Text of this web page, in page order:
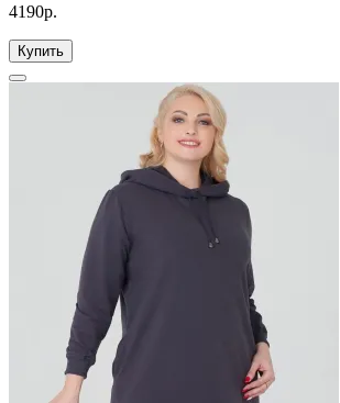
4190р.
Купить